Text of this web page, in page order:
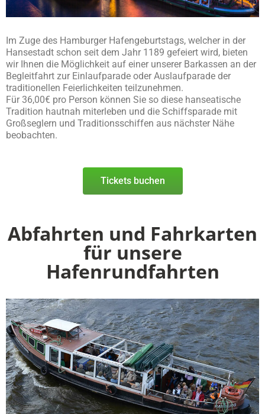
Im Zuge des Hamburger Hafengeburtstags, welcher in der
Hansestadt schon seit dem Jahr 1189 gefeiert wird, bieten
wir Ihnen die Möglichkeit auf einer unserer Barkassen an der
Begleitfahrt zur Einlaufparade oder Auslaufparade der
traditionellen Feierlichkeiten teilzunehmen.
Für 36,00€ pro Person können Sie so diese hanseatische
Tradition hautnah miterleben und die Schiffsparade mit
Großseglern und Traditionsschiffen aus nächster Nähe
beobachten.
Tickets buchen
Abfahrten und Fahrkarten
für unsere
Hafenrundfahrten